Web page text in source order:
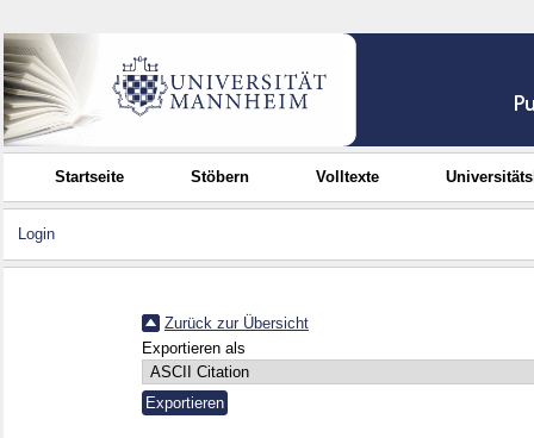
Startseite Stöbern Volltexte
Login
Zurück zur Übersicht
Exportieren als